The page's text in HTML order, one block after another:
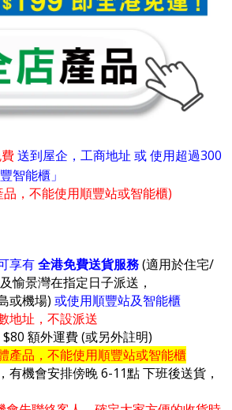
送到屋企，工商地址 或 使用超過300
智能櫃」
，不能使用順豐站或智能櫃)
享有全港免費送貨服務(適用於住宅/
愉景灣在指定日子派送，
或機場) 或使用順豐站及智能櫃
地址，不設派送
額外運費 (或另外註明)
產品，不能使用順豐站或智能櫃
機會安排傍晚 6-11點 下班後送貨，